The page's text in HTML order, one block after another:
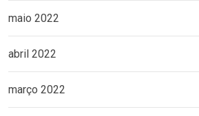
maio 2022
abril 2022
março 2022